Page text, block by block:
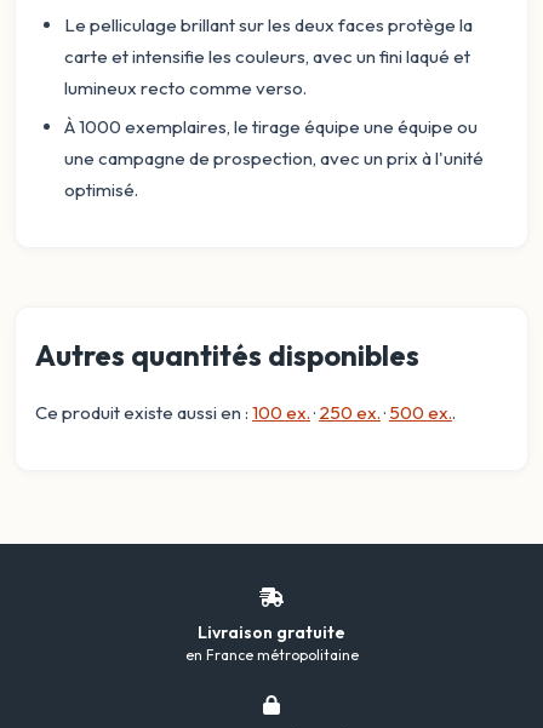
Le pelliculage brillant sur les deux faces protège la
carte et intensifie les couleurs, avec un fini laqué et
lumineux recto comme verso.
À 1000 exemplaires, le tirage équipe une équipe ou
une campagne de prospection, avec un prix à l'unité
optimisé.
Autres quantités disponibles
Ce produit existe aussi en : 100 ex.· 250 ex.· 500 ex..
Livraison gratuite
en France métropolitaine